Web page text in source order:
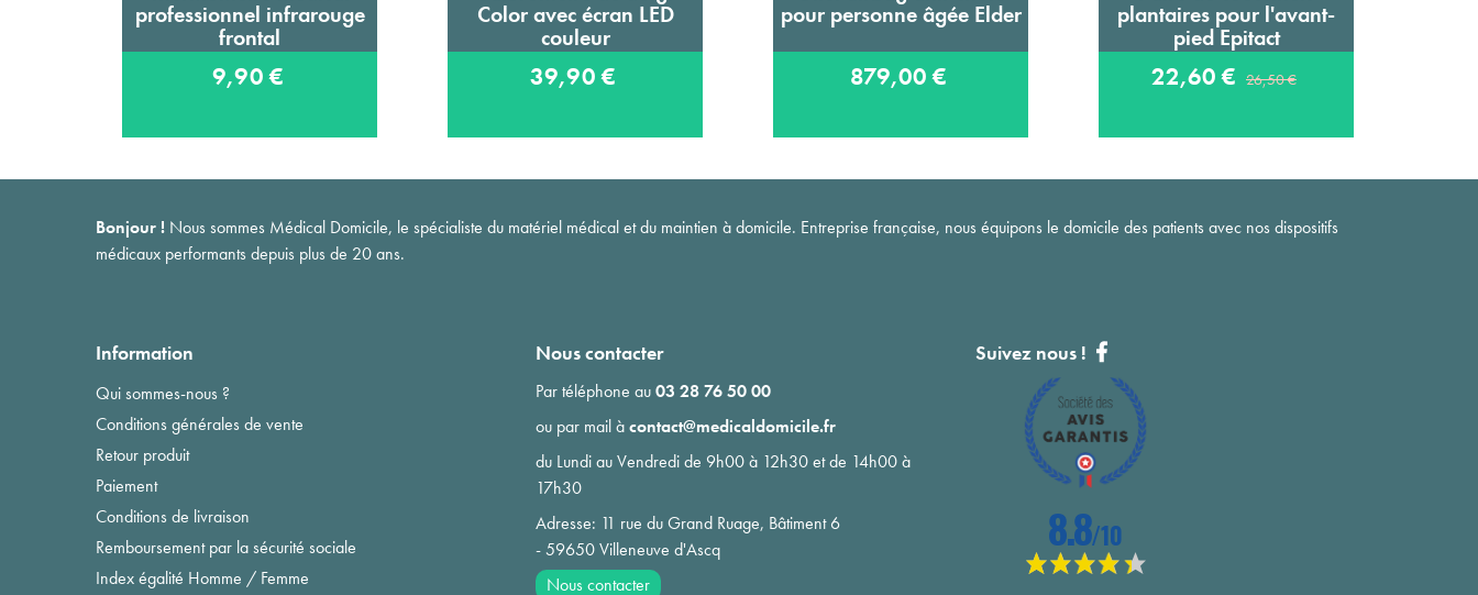
professionnel infrarouge
frontal
9,90 €
Color avec écran LED
couleur
39,90 €
pour personne âgée Elder
879,00 €
plantaires pour l'avant-
pied Epitact
22,60 € 26,50 €
Bonjour ! Nous sommes Médical Domicile, le spécialiste du matériel médical et du maintien à domicile. Entreprise française, nous équipons le domicile des patients avec nos dispositifs
médicaux performants depuis plus de 20 ans.
Information
Qui sommes-nous ?
Conditions générales de vente
Retour produit
Paiement
Conditions de livraison
Remboursement par la sécurité sociale
Index égalité Homme / Femme
Nous contacter
Par téléphone au03 28 76 50 00
ou par mail àcontact@medicaldomicile.fr
du Lundi au Vendredi de 9h00 à 12h30 et de 14h00 à
17h30
Adresse: 11 rue du Grand Ruage, Bâtiment 6
- 59650 Villeneuve d'Ascq
Nous contacter
Suivez nous !